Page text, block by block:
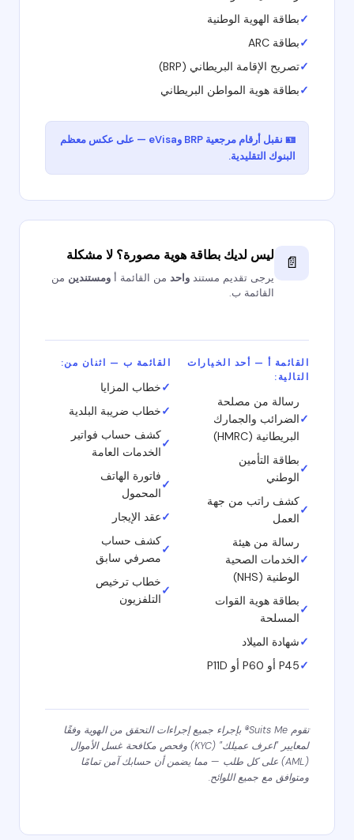
✓بطاقة الهوية الوطنية
✓بطاقة ARC
✓تصريح الإقامة البريطاني (BRP)
✓بطاقة هوية المواطن البريطاني
🪪 نقبل أرقام مرجعية BRP وeVisa — على عكس معظم
البنوك التقليدية.
📄 ليس لديك بطاقة هوية مصورة؟ لا مشكلة
يرجى تقديم مستند واحد من القائمة أ ومستندين من
القائمة ب.
القائمة أ — أحد الخيارات
التالية:
✓
رسالة من مصلحة
الضرائب والجمارك
البريطانية (HMRC)
✓
بطاقة التأمين
الوطني
✓
كشف راتب من جهة
العمل
✓
رسالة من هيئة
الخدمات الصحية
الوطنية (NHS)
✓
بطاقة هوية القوات
المسلحة
✓شهادة الميلاد
✓P45 أو P60 أو P11D
القائمة ب — اثنان من:
✓خطاب المزايا
✓خطاب ضريبة البلدية
✓
كشف حساب فواتير
الخدمات العامة
✓
فاتورة الهاتف
المحمول
✓عقد الإيجار
✓
كشف حساب
مصرفي سابق
✓
خطاب ترخيص
التلفزيون
تقوم Suits Me® بإجراء جميع إجراءات التحقق من الهوية وفقًا
لمعايير "اعرف عميلك" (KYC) وفحص مكافحة غسل الأموال
(AML) على كل طلب — مما يضمن أن حسابك آمن تمامًا
ومتوافق مع جميع اللوائح.